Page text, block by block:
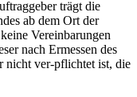
trägt die
ab dem Ort der
Vereinbarungen
nach Ermessen des
nicht ver-pflichtet ist, die